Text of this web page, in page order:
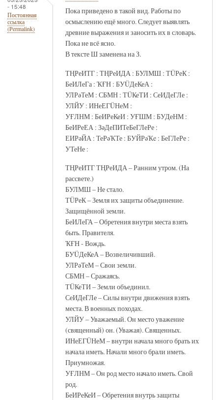
- 15:48
Постоянная
ссылка
(Permalink)
Пока приведено в такой вид. Работы по
осмыслению ещё много. Следует выявлять
древние выражения и заносить их в словарь.
Пока не всё ясно.
В тексте Ш заменена на З.
ТҢРеИТГ : ТҢРеИДА : БУЛМШ : ТÜРеК :
БеИЛеГа : ҠҒН : БУÜДеКеА :
УЛРәТеМ : СБМН : ТÜКеТИ : СеИДеГЛе :
УЛЙУ : ИНеЕГÜНеМ :
УҒЛНМ : БеИРеКеИ : УҒШМ : БУДеНМ :
БеИРеЕА : ЗәДеПИТеБеГЛеРе :
ЕИРәЙА : ТеРәҠТе : БУЙРәҠe : БеГЛеРе :
УТеНе :
ТҢРеИТГ ТҢРеИДА – Ранним утром. (На
рассвете.)
БУЛМШ – Не стало.
ТÜРеК – Земля их защиты объединение.
Защищённой земли.
БеИЛеГА – Обретения внутри места взять
быть. Правителя.
ҠҒН - Вождь.
БУÜДеКеА – Возвеличивший.
УЛРәТеМ – Свои земли.
СБМН – Сражаясь.
ТÜКеТИ – Земли объединил.
СеИДеГЛе – Силы внутри движения взять
места. В военных походах.
УЛЙУ – Уважаемый. Он место уважение
(священный) он. (Уважая). Священных.
ИНеЕГÜНеМ – внутри начала много брать их
начала иметь. Начали много брали иметь.
Приумножая.
УҒЛНМ – Он род место начало иметь. Свой
род.
БеИРеКеИ – Обретения внутрь защиты